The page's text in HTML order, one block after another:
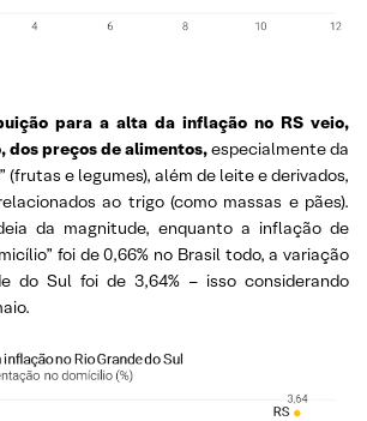
para a alta da inflação no RS veio,
dos preços de alimentos,especialmente da
(frutas e legumes), além de leite e derivados,
ao trigo (como massas e pães).
da magnitude, enquanto a inflação de
foi de 0,66% no Brasil todo, a variação
do Sul foi de 3,64% – isso considerando